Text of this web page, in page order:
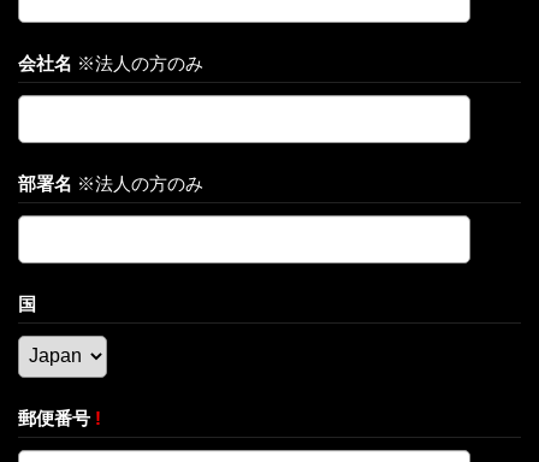
会社名 ※法人の方のみ
部署名 ※法人の方のみ
国
郵便番号 !